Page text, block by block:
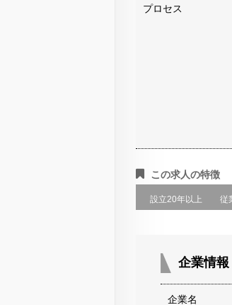
プロセス
この求人の特徴
設立20年以上 従
企業情
企業名